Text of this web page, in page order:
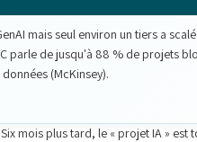
mais seul environ un tiers a
parle de jusqu'à 88 % de projets
(McKinsey).
mois plus tard, le « projet IA »